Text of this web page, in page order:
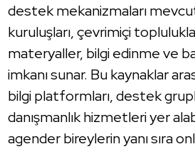
destek mekanizmaları
kuruluşları, çevrimiçi
materyaller, bilgi edinme ve
imkanı sunar. Bu kaynaklar
bilgi platformları, destek
danışmanlık hizmetleri yer
agender bireylerin yanı sıra